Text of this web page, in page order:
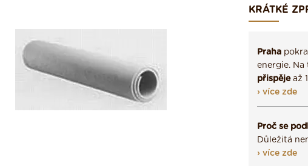
KRÁTKÉ
Praha
energie. Na
přispějeaž
› více zde
Proč se
Důležitá
› více zde